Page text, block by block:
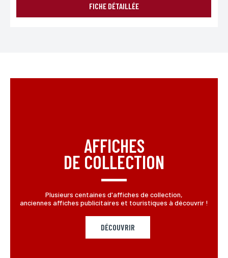
FICHE DÉTAILLÉE
AFFICHES
DE COLLECTION
Plusieurs centaines d'affiches de collection,
anciennes affiches publicitaires et touristiques à découvrir !
DÉCOUVRIR